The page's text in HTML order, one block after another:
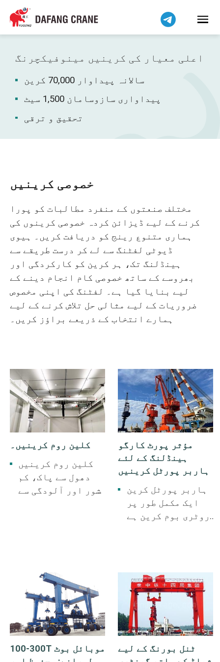
اعلی معیار کی کرینیں مینوفیکچرنگ
سالانہ پیداوار 70,000 کرین
پیداواری سازوسامان 1,500 سیٹ
تحقیق و ترقی
خصوصی کرینیں
مختلف صنعتوں کے منفرد مطالبات کو پورا
کرنے کے لیے ڈیزائن کردہ خصوصی کرینوں کی
ہماری متنوع رینج کو دریافت کریں۔ ہیوی
ڈیوٹی لفٹنگ سے لے کر درست طریقے سے
ہینڈلنگ تک، ہر کرین کو کارکردگی اور
بھروسے کے ساتھ خصوصی کام انجام دینے کے
لیے بنایا گیا ہے۔ لفٹنگ کی اپنی مخصوص
ضروریات کے لیے مثالی حل تلاش کرنے کے لیے
ہمارے انتخاب کے ذریعے براؤز کریں۔
کلین روم کرینیں۔
کلین روم کرینیں
دھول سے پاک، کم
شور اور آلودگی سے
اور ایرو اسپیس
صنعتوں جیسے اعلیٰ
پاکیزہ ماحول میں
مواد کو سنبھالنے
اور درستگی سے
اٹھانے کے لیے
ڈیزائن کیا گیا
مؤثر پورٹ کارگو
ہینڈلنگ کے لئے
ہاربر پورٹل کرینیں
ہاربر پورٹل کرین
ایک مکمل طور پر
روٹری بوم کرین ہے
ہے۔ یہ بندرگاہوں
اور ڈاکوں میں
کارگو کی مشینی
لوڈنگ اور ان
لوڈنگ، شپ یارڈز
میں جہاز سازی کے
عمل میں بحری
100-300T موبائل بوٹ
ٹنل بورنگ کے لیے
हिन्दी
Bahasa Indonesia
Bahasa Melayu
简体中文
বাংলা
فارسی
Pilipino
Dansk
Norsk
O‘zbekcha